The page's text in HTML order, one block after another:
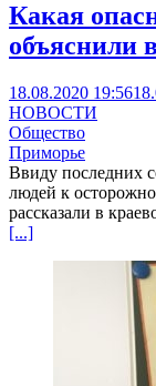
Какая
объяснили
18.08.2020 19:56
НОВОСТИ
Общество
Приморье
Ввиду последних
людей к
рассказали в
[...]